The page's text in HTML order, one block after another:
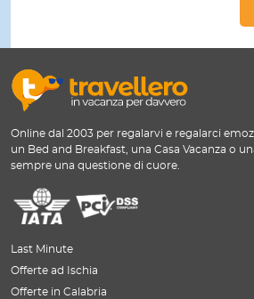
Online dal 2003 per regalarvi e regalarci
un Bed and Breakfast, una Casa Vacanza o
sempre una questione di cuore.
Last Minute
Offerte ad Ischia
Offerte in Calabria